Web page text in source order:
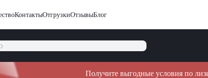
КонтактыОтгрузкиОтзывыБлог
Получите выгодные условия по